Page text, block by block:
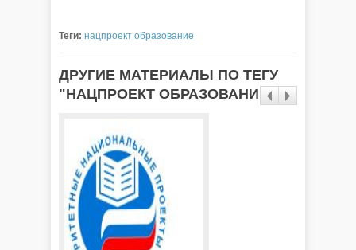
Теги: нацпроект образование
ДРУГИЕ МАТЕРИАЛЫ ПО ТЕГУ
"НАЦПРОЕКТ ОБРАЗОВАНИЕ"